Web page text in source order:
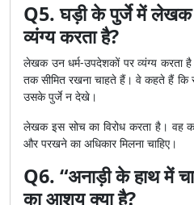
Q5. घड़ी के पुर्जे में लेखक
व्यंग्य करता है?
लेखक उन धर्म-उपदेशकों पर व्यंग्य करता
तक सीमित रखना चाहते हैं। वे कहते हैं कि
उसके पुर्जे न देखे।
लेखक इस सोच का विरोध करता है। वह
और परखने का अधिकार मिलना चाहिए।
Q6. “अनाड़ी के हाथ में
का आशय क्या है?